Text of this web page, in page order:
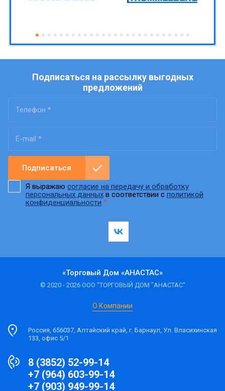
Подписаться на рассылку выгодных
предложений
Я выражаю согласие на передачу и обработку
персональных данных в соответствии с политикой
конфиденциальности *
Подписаться
«Торговый Дом «АНАСТАС»
© 2020 - 2026 ООО "ТОРГОВЫЙ ДОМ "АНАСТАС"
О Компании
Россия, 656037, Алтайский край, г. Барнаул, Ул. Власихинская
133, офис 5/1
8 (3852) 52-99-14
+7 (964) 603-99-14
+7 (903) 949-99-14